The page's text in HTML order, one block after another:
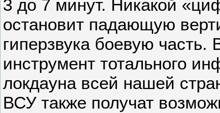
3 до 7 минут. Никакой
остановит падающую
гиперзвука боевую часть.
инструмент тотального
локдауна всей нашей
ВСУ также получат